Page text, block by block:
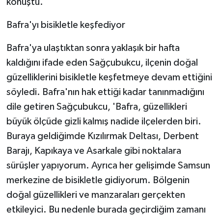
konuştu.
Bafra'yı bisikletle keşfediyor
Bafra'ya ulaştıktan sonra yaklaşık bir hafta
kaldığını ifade eden Sağçubukcu, ilçenin doğal
güzelliklerini bisikletle keşfetmeye devam ettiğini
söyledi. Bafra'nın hak ettiği kadar tanınmadığını
dile getiren Sağçubukcu, 'Bafra, güzellikleri
büyük ölçüde gizli kalmış nadide ilçelerden biri.
Buraya geldiğimde Kızılırmak Deltası, Derbent
Barajı, Kapıkaya ve Asarkale gibi noktalara
sürüşler yapıyorum. Ayrıca her gelişimde Samsun
merkezine de bisikletle gidiyorum. Bölgenin
doğal güzellikleri ve manzaraları gerçekten
etkileyici. Bu nedenle burada geçirdiğim zamanı